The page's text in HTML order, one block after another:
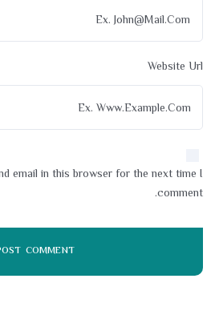
Website Url
email in this browser for the next time I
comment.